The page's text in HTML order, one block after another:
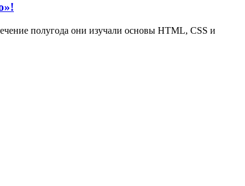
полугода они изучали основы HTML, CSS и